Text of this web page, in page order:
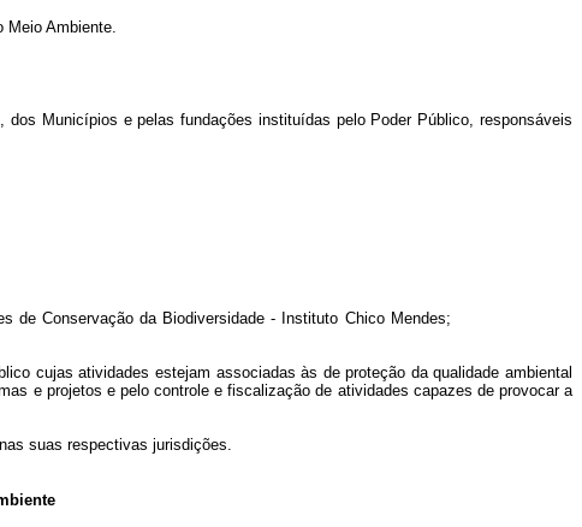
Meio Ambiente.
Municípios e pelas fundações instituídas pelo Poder Público, responsáveis
Mendes de Conservação da Biodiversidade - Instituto Chico Mendes;
cujas atividades estejam associadas às de proteção da qualidade ambiental
e projetos e pelo controle e fiscalização de atividades capazes de provocar a
suas respectivas jurisdições.